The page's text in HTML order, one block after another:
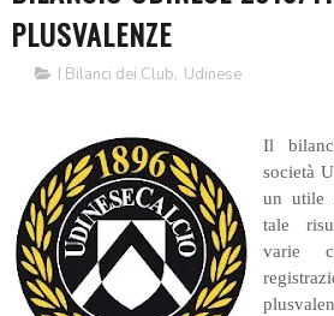
PLUSVALENZE
I Bilanci dei Club, Udinese
Il
società
un utile
tale
varie